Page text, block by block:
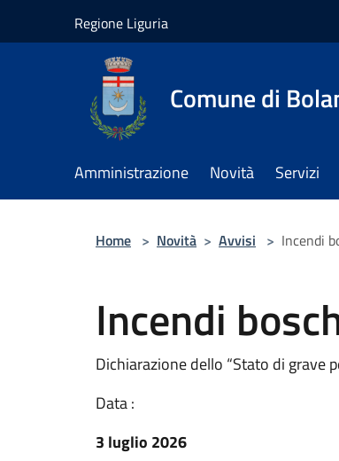
Regione Liguria
Comune di
Amministrazione Novità Servizi
Home > Novità > Avvisi > Incendi
Incendi
Dichiarazione dello “Stato di grave
Data :
3 luglio 2026